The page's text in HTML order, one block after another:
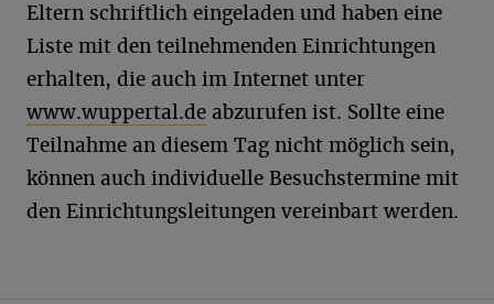
Eltern schriftlich eingeladen und haben eine
Liste mit den teilnehmenden Einrichtungen
erhalten, die auch im Internet unter
www.wuppertal.de abzurufen ist. Sollte eine
Teilnahme an diesem Tag nicht möglich sein,
können auch individuelle Besuchstermine mit
den Einrichtungsleitungen vereinbart werden.